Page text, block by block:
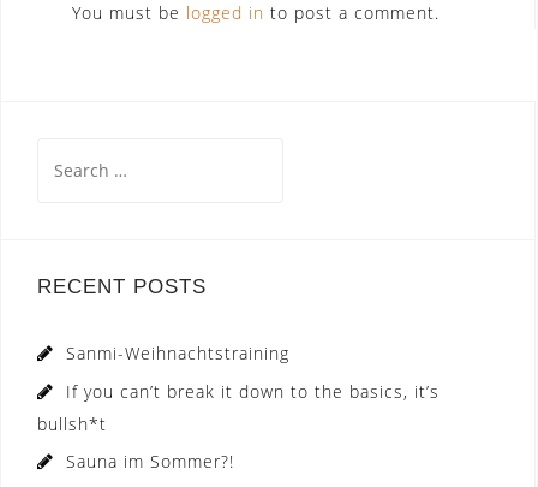
You must be logged in to post a comment.
for:
RECENT POSTS
Sanmi-Weihnachtstraining
If you can’t break it down to the basics, it’s
bullsh*t
Sauna im Sommer?!